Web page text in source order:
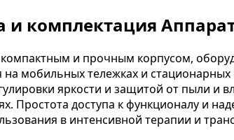
и комплектация
и прочным корпусом,
на мобильных тележках и
яркости и защитой от пыли и
Простота доступа к функционалу и
в интенсивной терапии и